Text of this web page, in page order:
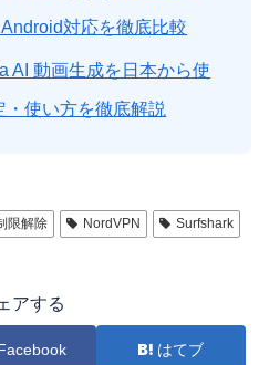
対応を徹底比較
AI 動画生成を日本から使
使い方を徹底解説
限解除 NordVPN
Surfshark
アする
はてブ